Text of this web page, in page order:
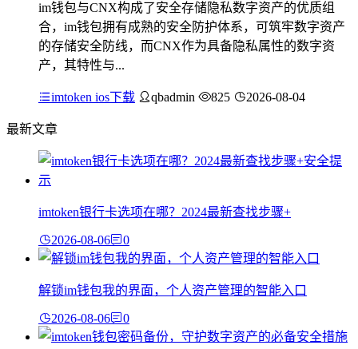
im钱包与CNX构成了安全存储隐私数字资产的优质组
合，im钱包拥有成熟的安全防护体系，可筑牢数字资产
的存储安全防线，而CNX作为具备隐私属性的数字资
产，其特性与...
imtoken ios下载 qbadmin 825 2026-08-04
最新文章
imtoken银行卡选项在哪？2024最新查找步骤+
2026-08-06 0
解锁im钱包我的界面，个人资产管理的智能入口
2026-08-06 0